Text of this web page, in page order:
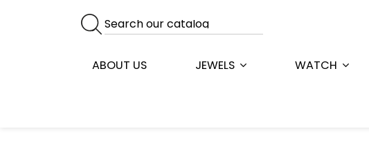
ABOUT US JEWELS WATCH